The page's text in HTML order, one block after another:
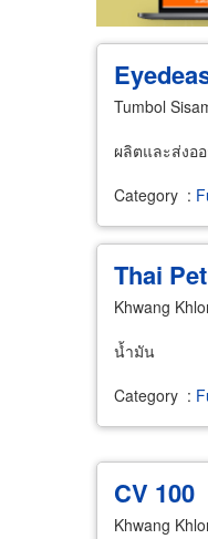
Tumbol
ผลิตและส่งอ
Category :
Thai
Khwang
น้ำมัน
Category :
CV 100
Khwang